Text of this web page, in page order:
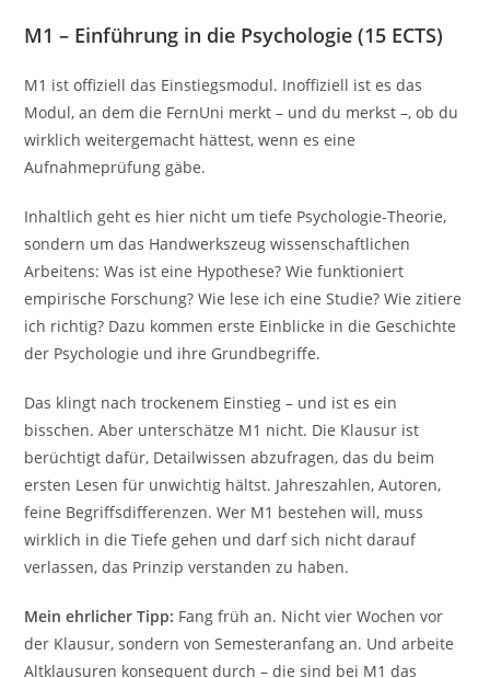
M1 – Einführung in die Psychologie (15 ECTS)
M1 ist offiziell das Einstiegsmodul. Inoffiziell ist es das
Modul, an dem die FernUni merkt – und du merkst –, ob du
wirklich weitergemacht hättest, wenn es eine
Aufnahmeprüfung gäbe.
Inhaltlich geht es hier nicht um tiefe Psychologie-Theorie,
sondern um das Handwerkszeug wissenschaftlichen
Arbeitens: Was ist eine Hypothese? Wie funktioniert
empirische Forschung? Wie lese ich eine Studie? Wie zitiere
ich richtig? Dazu kommen erste Einblicke in die Geschichte
der Psychologie und ihre Grundbegriffe.
Das klingt nach trockenem Einstieg – und ist es ein
bisschen. Aber unterschätze M1 nicht. Die Klausur ist
berüchtigt dafür, Detailwissen abzufragen, das du beim
ersten Lesen für unwichtig hältst. Jahreszahlen, Autoren,
feine Begriffsdifferenzen. Wer M1 bestehen will, muss
wirklich in die Tiefe gehen und darf sich nicht darauf
verlassen, das Prinzip verstanden zu haben.
Mein ehrlicher Tipp: Fang früh an. Nicht vier Wochen vor
der Klausur, sondern von Semesteranfang an. Und arbeite
Altklausuren konsequent durch – die sind bei M1 das